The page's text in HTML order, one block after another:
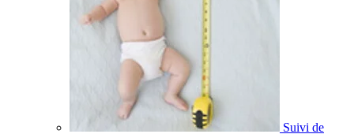
Suivi de